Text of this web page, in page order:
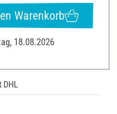
Warenkorb
18.08.2026
DHL